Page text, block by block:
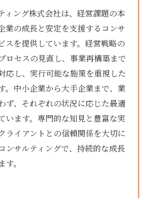
ィング株式会社は、経営課題の本
業の成長と安定を支援する コンサ
スを提供しています。経営戦略の
ロセスの見直し、事業再構築まで
応し、実行可能な施策を重視した
。中小企業から大手企業まで、業
ず、それぞれの状況に応じた最適
います。専門的な知見と豊富な実
ライアントとの信頼関係を大切に
ンサルティングで、持続的な成長
。